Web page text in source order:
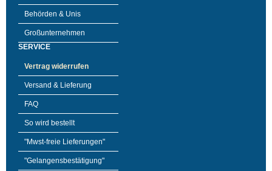
Behörden & Unis
Großunternehmen
SERVICE
Vertrag widerrufen
Versand & Lieferung
FAQ
So wird bestellt
"Mwst-freie Lieferungen"
"Gelangensbestätigung"